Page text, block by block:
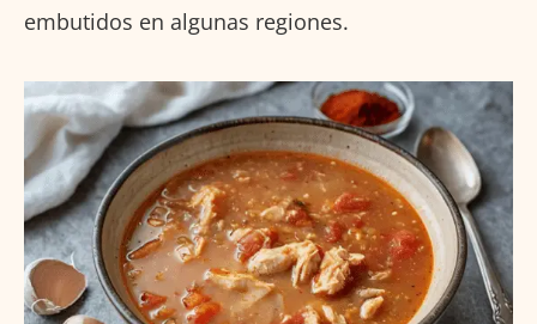
embutidos en algunas regiones.